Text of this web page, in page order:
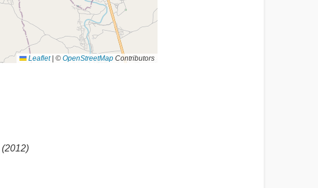
Leaflet © OpenStreetMap Contributors
(2012)